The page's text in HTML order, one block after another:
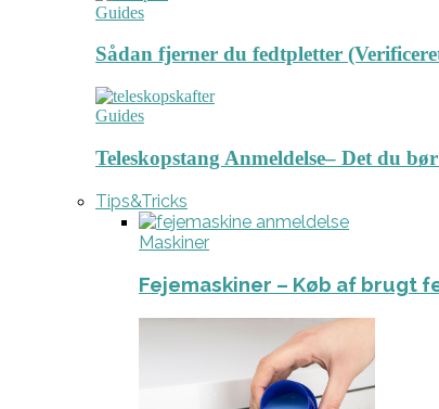
Guides
Sådan fjerner du fedtpletter
Guides
Teleskopstang Anmeldelse– Det du
Tips&Tricks
Maskiner
Fejemaskiner – Køb af brugt